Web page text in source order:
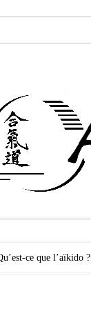
ce que l’aïkido ?